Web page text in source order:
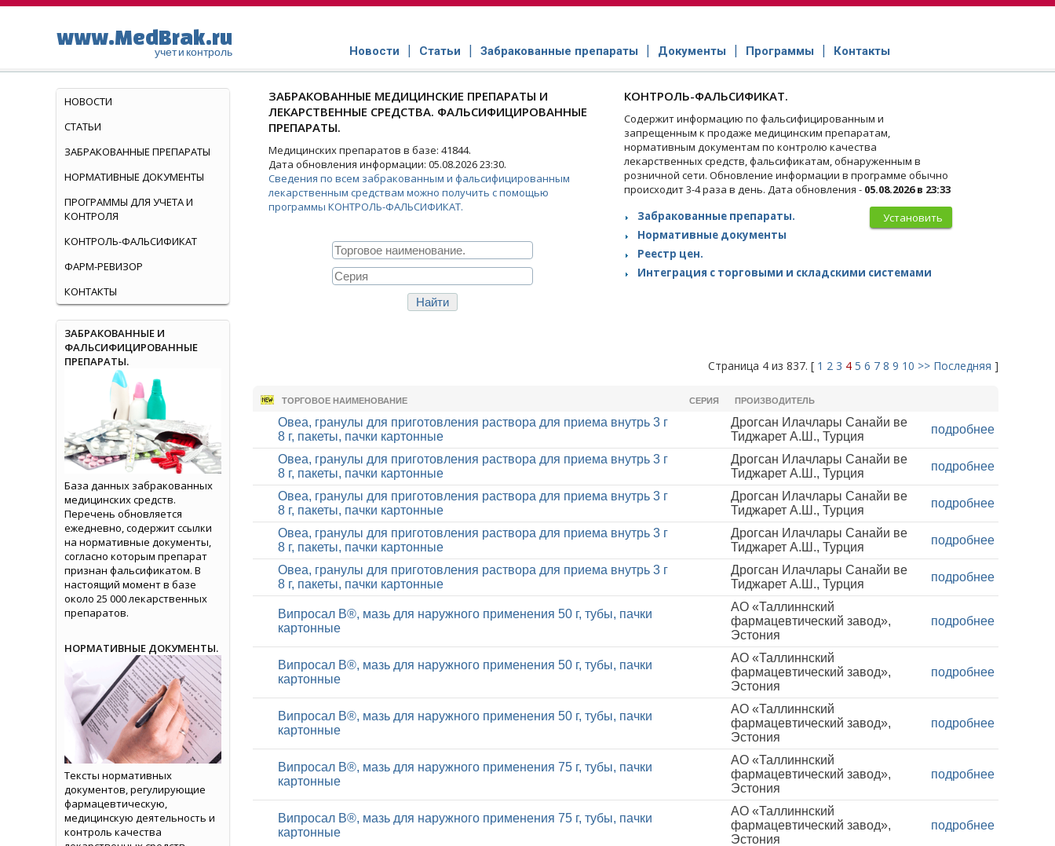
www.MedBrak.ru
учет и контроль Новости Статьи Забракованные препараты Документы Программы Контакты
ЗАБРАКОВАННЫЕ МЕДИЦИНСКИЕ ПРЕПАРАТЫ И
ЛЕКАРСТВЕННЫЕ СРЕДСТВА. ФАЛЬСИФИЦИРОВАННЫЕ
ПРЕПАРАТЫ.
Медицинских препаратов в базе: 41844.
Дата обновления информации: 05.08.2026 23:30.
Сведения по всем забракованным и фальсифицированным
лекарственным средствам можно получить с помощью
программы КОНТРОЛЬ-ФАЛЬСИФИКАТ.
КОНТРОЛЬ-ФАЛЬСИФИКАТ.
Содержит информацию по фальсифицированным и
запрещенным к продаже медицинским препаратам,
нормативным документам по контролю качества
лекарственных средств, фальсификатам, обнаруженным в
розничной сети. Обновление информации в программе обычно
происходит 3-4 раза в день. Дата обновления - 05.08.2026 в 23:33
Установить
Забракованные препараты.
Нормативные документы
Реестр цен.
Интеграция с торговыми и складскими системами
Страница 4 из 837. [ 1 2 3 4 5 6 7 8 9 10 >> Последняя ]
ТОРГОВОЕ НАИМЕНОВАНИЕ СЕРИЯ ПРОИЗВОДИТЕЛЬ
Овеа, гранулы для приготовления раствора для приема внутрь 3 г
8 г, пакеты, пачки картонные
Дрогсан Илачлары Санайи ве
Тиджарет А.Ш., Турция
подробнее
Овеа, гранулы для приготовления раствора для приема внутрь 3 г
8 г, пакеты, пачки картонные
Дрогсан Илачлары Санайи ве
Тиджарет А.Ш., Турция
подробнее
Овеа, гранулы для приготовления раствора для приема внутрь 3 г
8 г, пакеты, пачки картонные
Дрогсан Илачлары Санайи ве
Тиджарет А.Ш., Турция
подробнее
Овеа, гранулы для приготовления раствора для приема внутрь 3 г
8 г, пакеты, пачки картонные
Дрогсан Илачлары Санайи ве
Тиджарет А.Ш., Турция
подробнее
Овеа, гранулы для приготовления раствора для приема внутрь 3 г
8 г, пакеты, пачки картонные
Дрогсан Илачлары Санайи ве
Тиджарет А.Ш., Турция
подробнее
Випросал В®, мазь для наружного применения 50 г, тубы, пачки
картонные
АО «Таллиннский
фармацевтический завод»,
Эстония
подробнее
Випросал В®, мазь для наружного применения 50 г, тубы, пачки
картонные
АО «Таллиннский
фармацевтический завод»,
Эстония
подробнее
Випросал В®, мазь для наружного применения 50 г, тубы, пачки
картонные
АО «Таллиннский
фармацевтический завод»,
Эстония
подробнее
Випросал В®, мазь для наружного применения 75 г, тубы, пачки
картонные
АО «Таллиннский
фармацевтический завод»,
Эстония
подробнее
Випросал В®, мазь для наружного применения 75 г, тубы, пачки
картонные
АО «Таллиннский
фармацевтический завод»,
Эстония
подробнее
НОВОСТИ
СТАТЬИ
ЗАБРАКОВАННЫЕ ПРЕПАРАТЫ
НОРМАТИВНЫЕ ДОКУМЕНТЫ
ПРОГРАММЫ ДЛЯ УЧЕТА И
КОНТРОЛЯ
КОНТРОЛЬ-ФАЛЬСИФИКАТ
ФАРМ-РЕВИЗОР
КОНТАКТЫ
ЗАБРАКОВАННЫЕ И
ФАЛЬСИФИЦИРОВАННЫЕ
ПРЕПАРАТЫ.
База данных забракованных
медицинских средств.
Перечень обновляется
ежедневно, содержит ссылки
на нормативные документы,
согласно которым препарат
признан фальсификатом. В
настоящий момент в базе
около 25 000 лекарственных
препаратов.
НОРМАТИВНЫЕ ДОКУМЕНТЫ.
Тексты нормативных
документов, регулирующие
фармацевтическую,
медицинскую деятельность и
контроль качества